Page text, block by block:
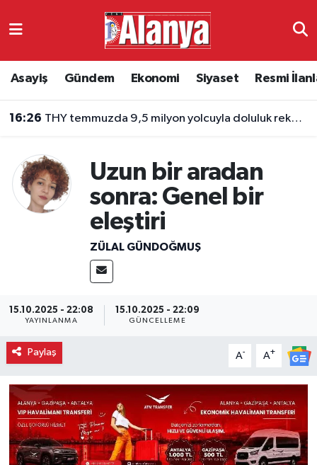
Asayiş Gündem Ekonomi Siyaset Resmi
16:26 THY temmuzda 9,5 milyon yolcuyla doluluk rekoru kırdı
Uzun bir aradan
sonra: Genel bir
eleştiri
ZÜLAL GÜNDOĞMUŞ
15.10.2025 - 22:08
YAYINLANMA
15.10.2025 - 22:09
GÜNCELLEME
Paylaş A- A+
Ekonomi
Siyaset
Resmi İlanlar
E-Gazete
Antalya Namaz Vakitleri
Antalya Trafik Yoğunluk Haritası
Süper Lig Puan Durumu ve Fikstür
Son Dakika Haberleri
Haber Arşivi